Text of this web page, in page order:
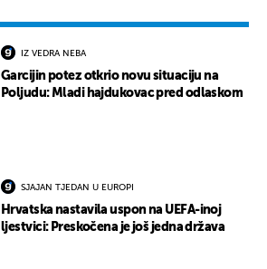
IZ VEDRA NEBA
Garcijin potez otkrio novu situaciju na
Poljudu: Mladi hajdukovac pred odlaskom
SJAJAN TJEDAN U EUROPI
Hrvatska nastavila uspon na UEFA-inoj
ljestvici: Preskočena je još jedna država